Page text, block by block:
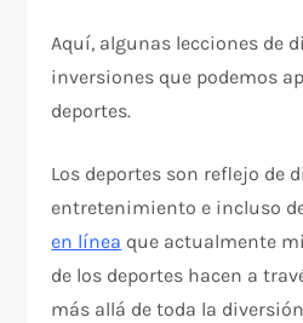
Aquí, algunas lecciones de
inversiones que podemos
deportes.
Los deportes son reflejo de
entretenimiento e incluso
en línea que actualmente
de los deportes hacen a
más allá de toda la